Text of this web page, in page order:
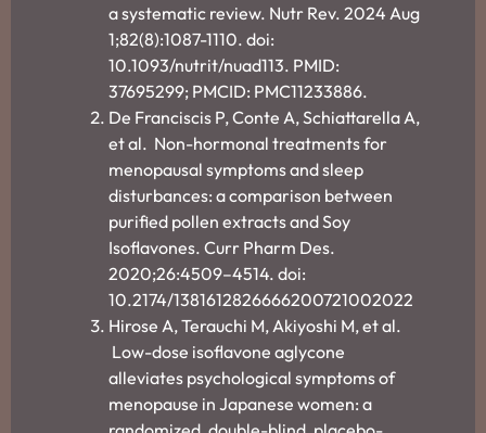
a systematic review. Nutr Rev. 2024 Aug
1;82(8):1087-1110. doi:
10.1093/nutrit/nuad113. PMID:
37695299; PMCID: PMC11233886.
De Franciscis P, Conte A, Schiattarella A,
et al. Non-hormonal treatments for
menopausal symptoms and sleep
disturbances: a comparison between
purified pollen extracts and Soy
Isoflavones. Curr Pharm Des.
2020;26:4509–4514. doi:
10.2174/1381612826666200721002022
Hirose A, Terauchi M, Akiyoshi M, et al.
Low-dose isoflavone aglycone
alleviates psychological symptoms of
menopause in Japanese women: a